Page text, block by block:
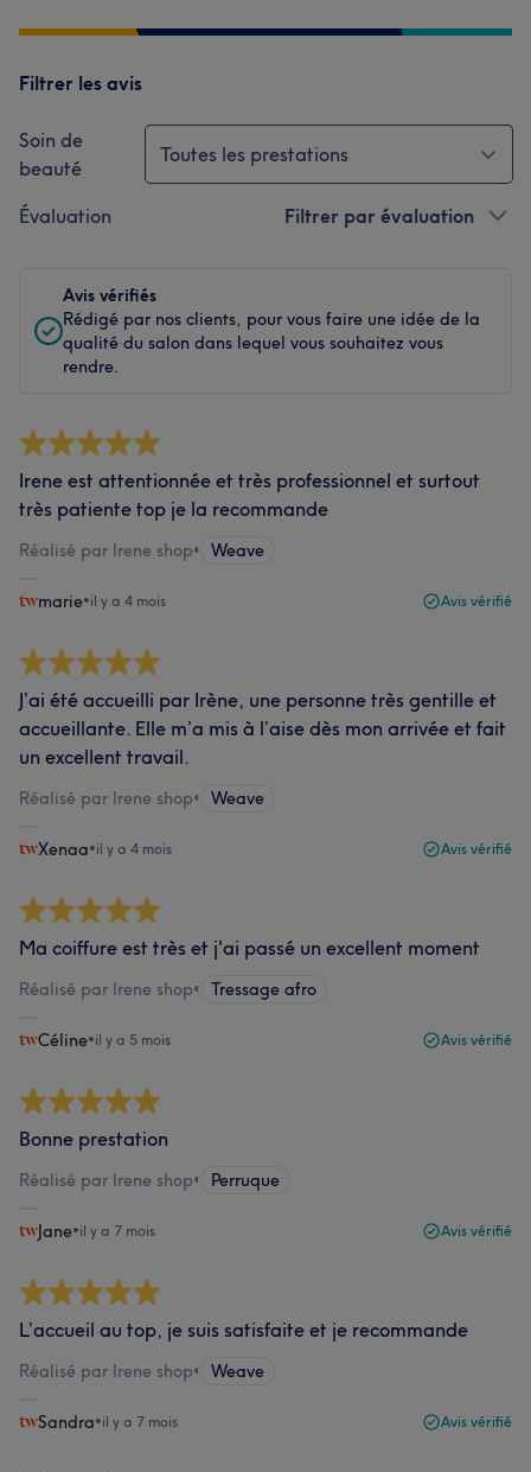
Filtrer les avis
Soin de
beauté
Toutes les prestations
Évaluation Filtrer par évaluation
Avis vérifiés
Rédigé par nos clients, pour vous faire une idée de la
qualité du salon dans lequel vous souhaitez vous
rendre.
Irene est attentionnée et très professionnel et surtout
très patiente top je la recommande
Réalisé par Irene shop• Weave
marie•il y a 4 mois Avis vérifié
J’ai été accueilli par Irène, une personne très gentille et
accueillante. Elle m’a mis à l’aise dès mon arrivée et fait
un excellent travail.
Réalisé par Irene shop• Weave
Xenaa•il y a 4 mois Avis vérifié
Ma coiffure est très et j'ai passé un excellent moment
Réalisé par Irene shop• Tressage afro
Céline•il y a 5 mois Avis vérifié
Bonne prestation
Réalisé par Irene shop• Perruque
Jane•il y a 7 mois Avis vérifié
L’accueil au top, je suis satisfaite et je recommande
Réalisé par Irene shop• Weave
Sandra•il y a 7 mois Avis vérifié